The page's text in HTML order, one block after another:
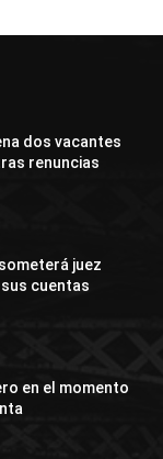
dos vacantes
renuncias
juez
cuentas
en el momento